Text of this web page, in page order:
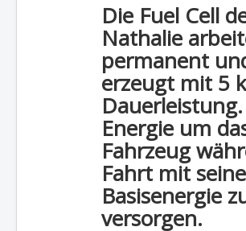
Die Fuel Cell
Nathalie
permanent
erzeugt mit 5
Energie um
Fahrzeug
Fahrt mit
Basisenergie
versorgen.